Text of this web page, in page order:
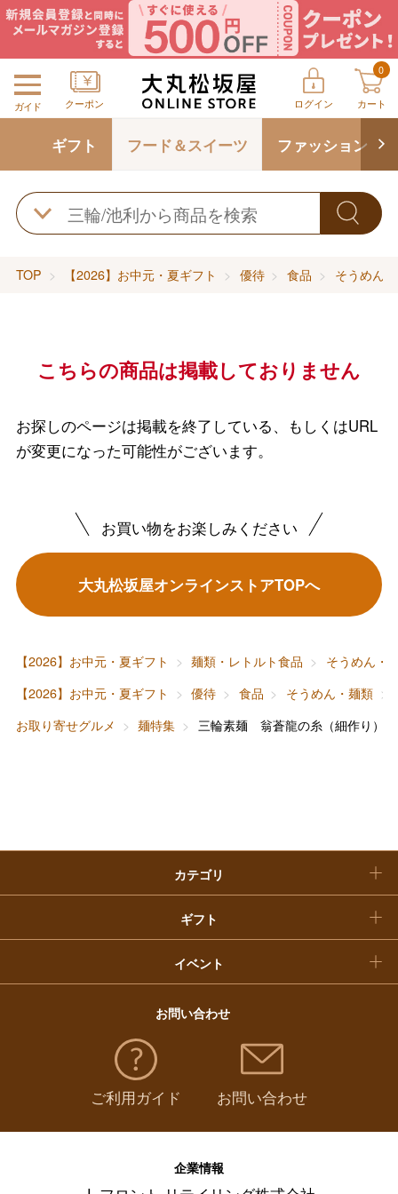
ガイド クーポン ログイン
0
カート
ギフト フード＆スイーツ ファッション
TOP 【2026】お中元・夏ギフト 優待 食品 そうめん
こちらの商品は掲載しておりません
お探しのページは掲載を終了している、もしくはURL
が変更になった可能性がございます。
お買い物をお楽しみください
大丸松坂屋オンラインストアTOPへ
【2026】お中元・夏ギフト 麺類・レトルト食品
そうめん・
【2026】お中元・夏ギフト
優待 食品 そうめん・麺類
お取り寄せグルメ
麺特集 三輪素麺 翁蒼龍の糸（細作り）
カテゴリ
ビューティー
ファッション
ベビー＆キッズ
ギフト
大丸・松坂屋のギフト
出産内祝い
お香典返し
快気祝い
イベント
ホワイトデー
父の日
お中元
敬老の日
福袋
お問い合わせ
ご利用ガイド お問い合わせ
企業情報